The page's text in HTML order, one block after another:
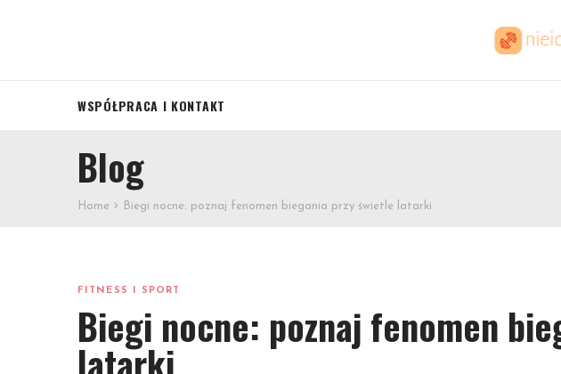
WSPÓŁPRACA I KONTAKT
Blog
Home Biegi nocne: poznaj fenomen biegania przy świetle latarki
FITNESS I SPORT
Biegi nocne: poznaj fenomen
latarki